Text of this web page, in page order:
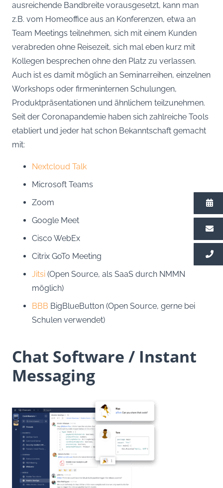
ausreichende Bandbreite vorausgesetzt, kann man
z.B. vom Homeoffice aus an Konferenzen, etwa an
Team Meetings teilnehmen, sich mit einem Kunden
verabreden ohne Reisezeit, sich mal eben kurz mit
Kollegen besprechen ohne den Platz zu verlassen.
Auch ist es damit möglich an Seminarreihen, einzelnen
Workshops oder firmeninternen Schulungen,
Produktpräsentationen und ähnlichem teilzunehmen.
Seit der Coronapandemie haben sich zahlreiche Tools
etabliert und jeder hat schon Bekanntschaft gemacht
mit:
Nextcloud Talk
Microsoft Teams
Zoom
Google Meet
Cisco WebEx
Citrix GoTo Meeting
Jitsi (Open Source, als SaaS durch NMMN
möglich)
BBB BigBlueButton (Open Source, gerne bei
Schulen verwendet)
Chat Software / Instant
Messaging